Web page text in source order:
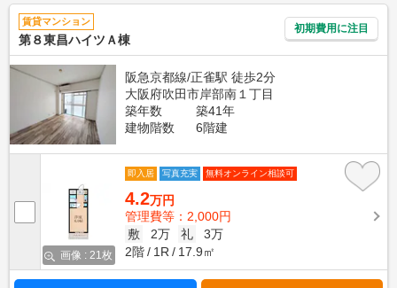
賃貸マンション
第８東昌ハイツＡ棟
初期費用に注目
阪急京都線/正雀駅 徒歩2分
大阪府吹田市岸部南１丁目
築年数
築41年
建物階数
6階建
画像 : 21枚
即入居 写真充実 無料オンライン相談可
4.2万円
管理費等：2,000円
敷
2万 礼
3万
2階
1R 17.9㎡